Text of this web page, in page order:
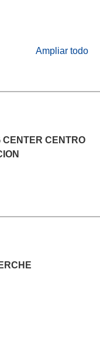
Ampliar todo
CENTRO